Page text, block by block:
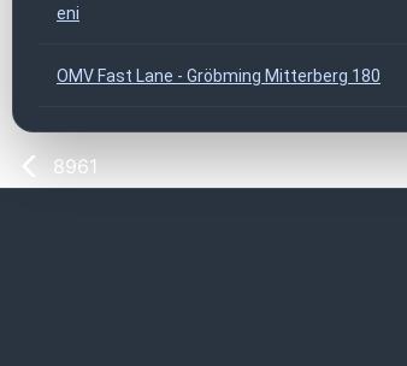
eni
OMV Fast Lane - Gröbming Mitterberg 180
8961